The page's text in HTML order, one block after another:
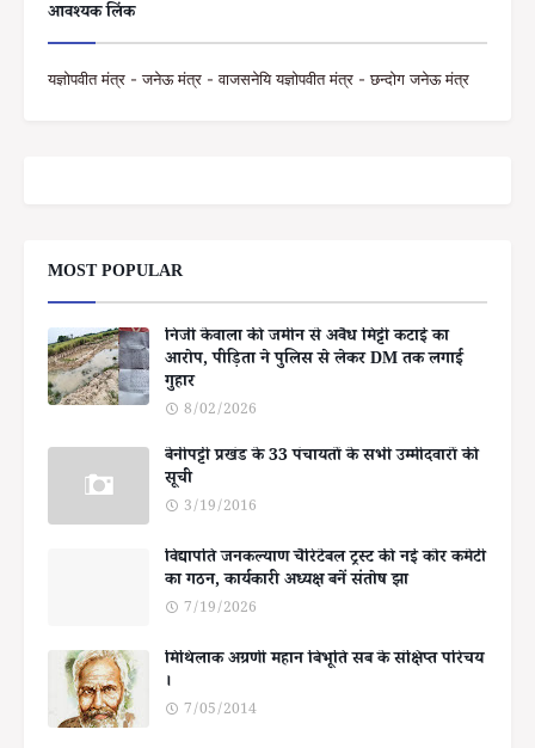
आवश्यक लिंक
यज्ञोपवीत मंत्र - जनेऊ मंत्र - वाजसनेयि यज्ञोपवीत मंत्र - छन्दोग जनेऊ मंत्र
MOST POPULAR
निजी केवाला की जमीन से अवैध मिट्टी कटाई का
आरोप, पीड़िता ने पुलिस से लेकर DM तक लगाई
गुहार
8/02/2026
बेनीपट्टी प्रखंड के 33 पंचायतों के सभी उम्मीदवारों की
सूची
3/19/2016
विद्यापति जनकल्याण चैरिटेबल ट्रस्ट की नई कोर कमेटी
का गठन, कार्यकारी अध्यक्ष बनें संतोष झा
7/19/2026
मिथिलाक अग्रणी महान बिभूति सब के संक्षिप्त परिचय
।
7/05/2014